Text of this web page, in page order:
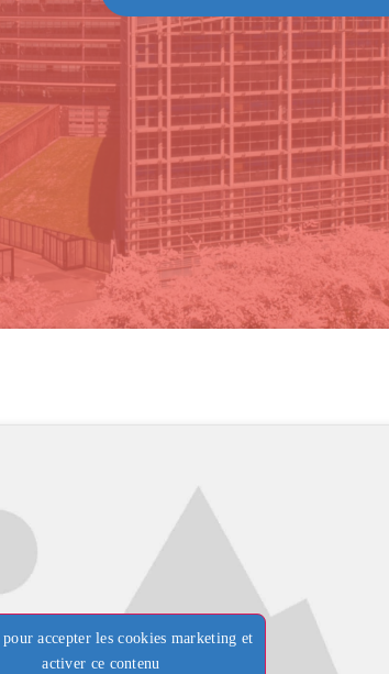
accepter les cookies marketing et
activer ce contenu